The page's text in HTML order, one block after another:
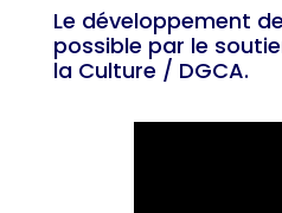
Le développement
possible par le
la Culture / DGCA.